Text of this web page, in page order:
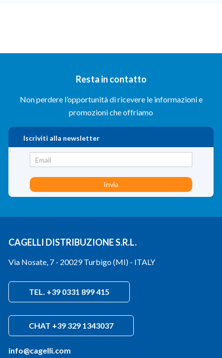
Resta in contatto
Non perdere l’opportunità di ricevere le informazioni e
promozioni che offriamo
Iscriviti alla newsletter
CAGELLI DISTRIBUZIONE S.R.L.
Via Nosate, 7 - 20029 Turbigo (MI) - ITALY
TEL. +39 0331 899 415
CHAT +39 329 1343037
info@cagelli.com